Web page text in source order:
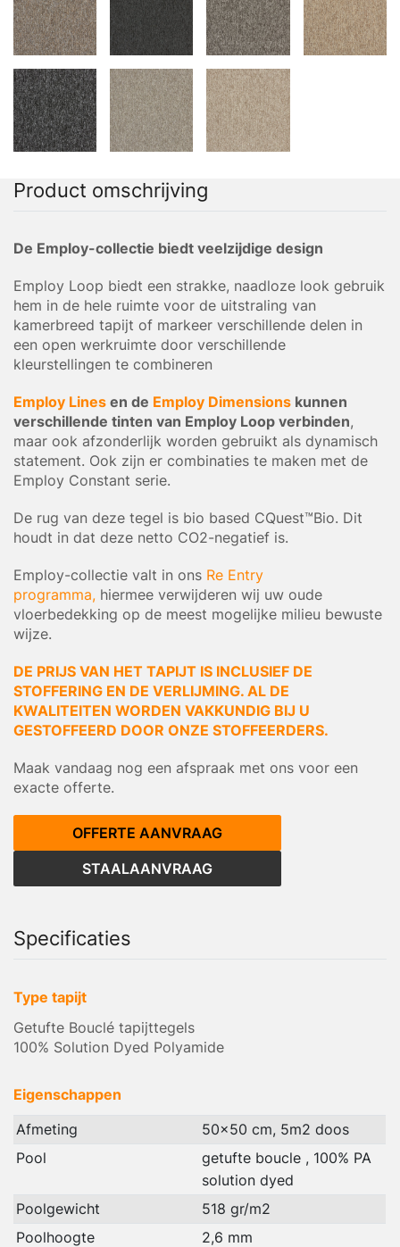
Product omschrijving
De Employ-collectie biedt veelzijdige design
Employ Loop biedt een strakke, naadloze look gebruik
hem in de hele ruimte voor de uitstraling van
kamerbreed tapijt of markeer verschillende delen in
een open werkruimte door verschillende
kleurstellingen te combineren
Employ Lines en de Employ Dimensions kunnen
verschillende tinten van Employ Loop verbinden,
maar ook afzonderlijk worden gebruikt als dynamisch
statement. Ook zijn er combinaties te maken met de
Employ Constant serie.
De rug van deze tegel is bio based CQuest™Bio. Dit
houdt in dat deze netto CO2-negatief is.
Employ-collectie valt in ons Re Entry
programma, hiermee verwijderen wij uw oude
vloerbedekking op de meest mogelijke milieu bewuste
wijze.
DE PRIJS VAN HET TAPIJT IS INCLUSIEF DE
STOFFERING EN DE VERLIJMING. AL DE
KWALITEITEN WORDEN VAKKUNDIG BIJ U
GESTOFFEERD DOOR ONZE STOFFEERDERS.
Maak vandaag nog een afspraak met ons voor een
exacte offerte.
OFFERTE AANVRAAG
STAALAANVRAAG
Specificaties
Type tapijt
Getufte Bouclé tapijttegels
100% Solution Dyed Polyamide
Eigenschappen
Afmeting
50x50 cm, 5m2 doos
Pool
getufte boucle , 100% PA
solution dyed
Poolgewicht
518 gr/m2
Poolhoogte
2,6 mm